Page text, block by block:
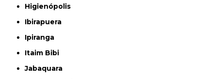
Higienópolis
Ibirapuera
Ipiranga
Itaim Bibi
Jabaquara